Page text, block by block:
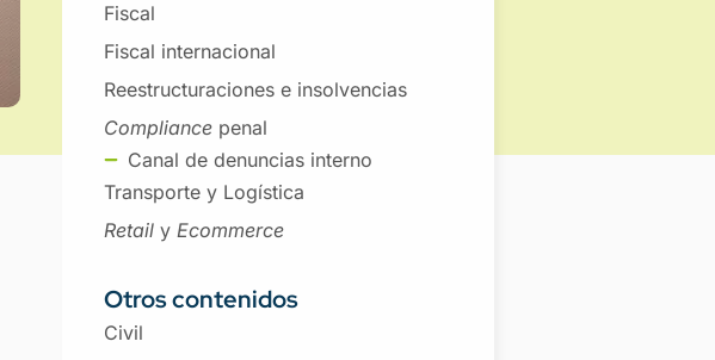
Fiscal
Fiscal internacional
Reestructuraciones e insolvencias
Compliance penal
Canal de denuncias interno
Transporte y Logística
Retail yEcommerce
Otros contenidos
Civil